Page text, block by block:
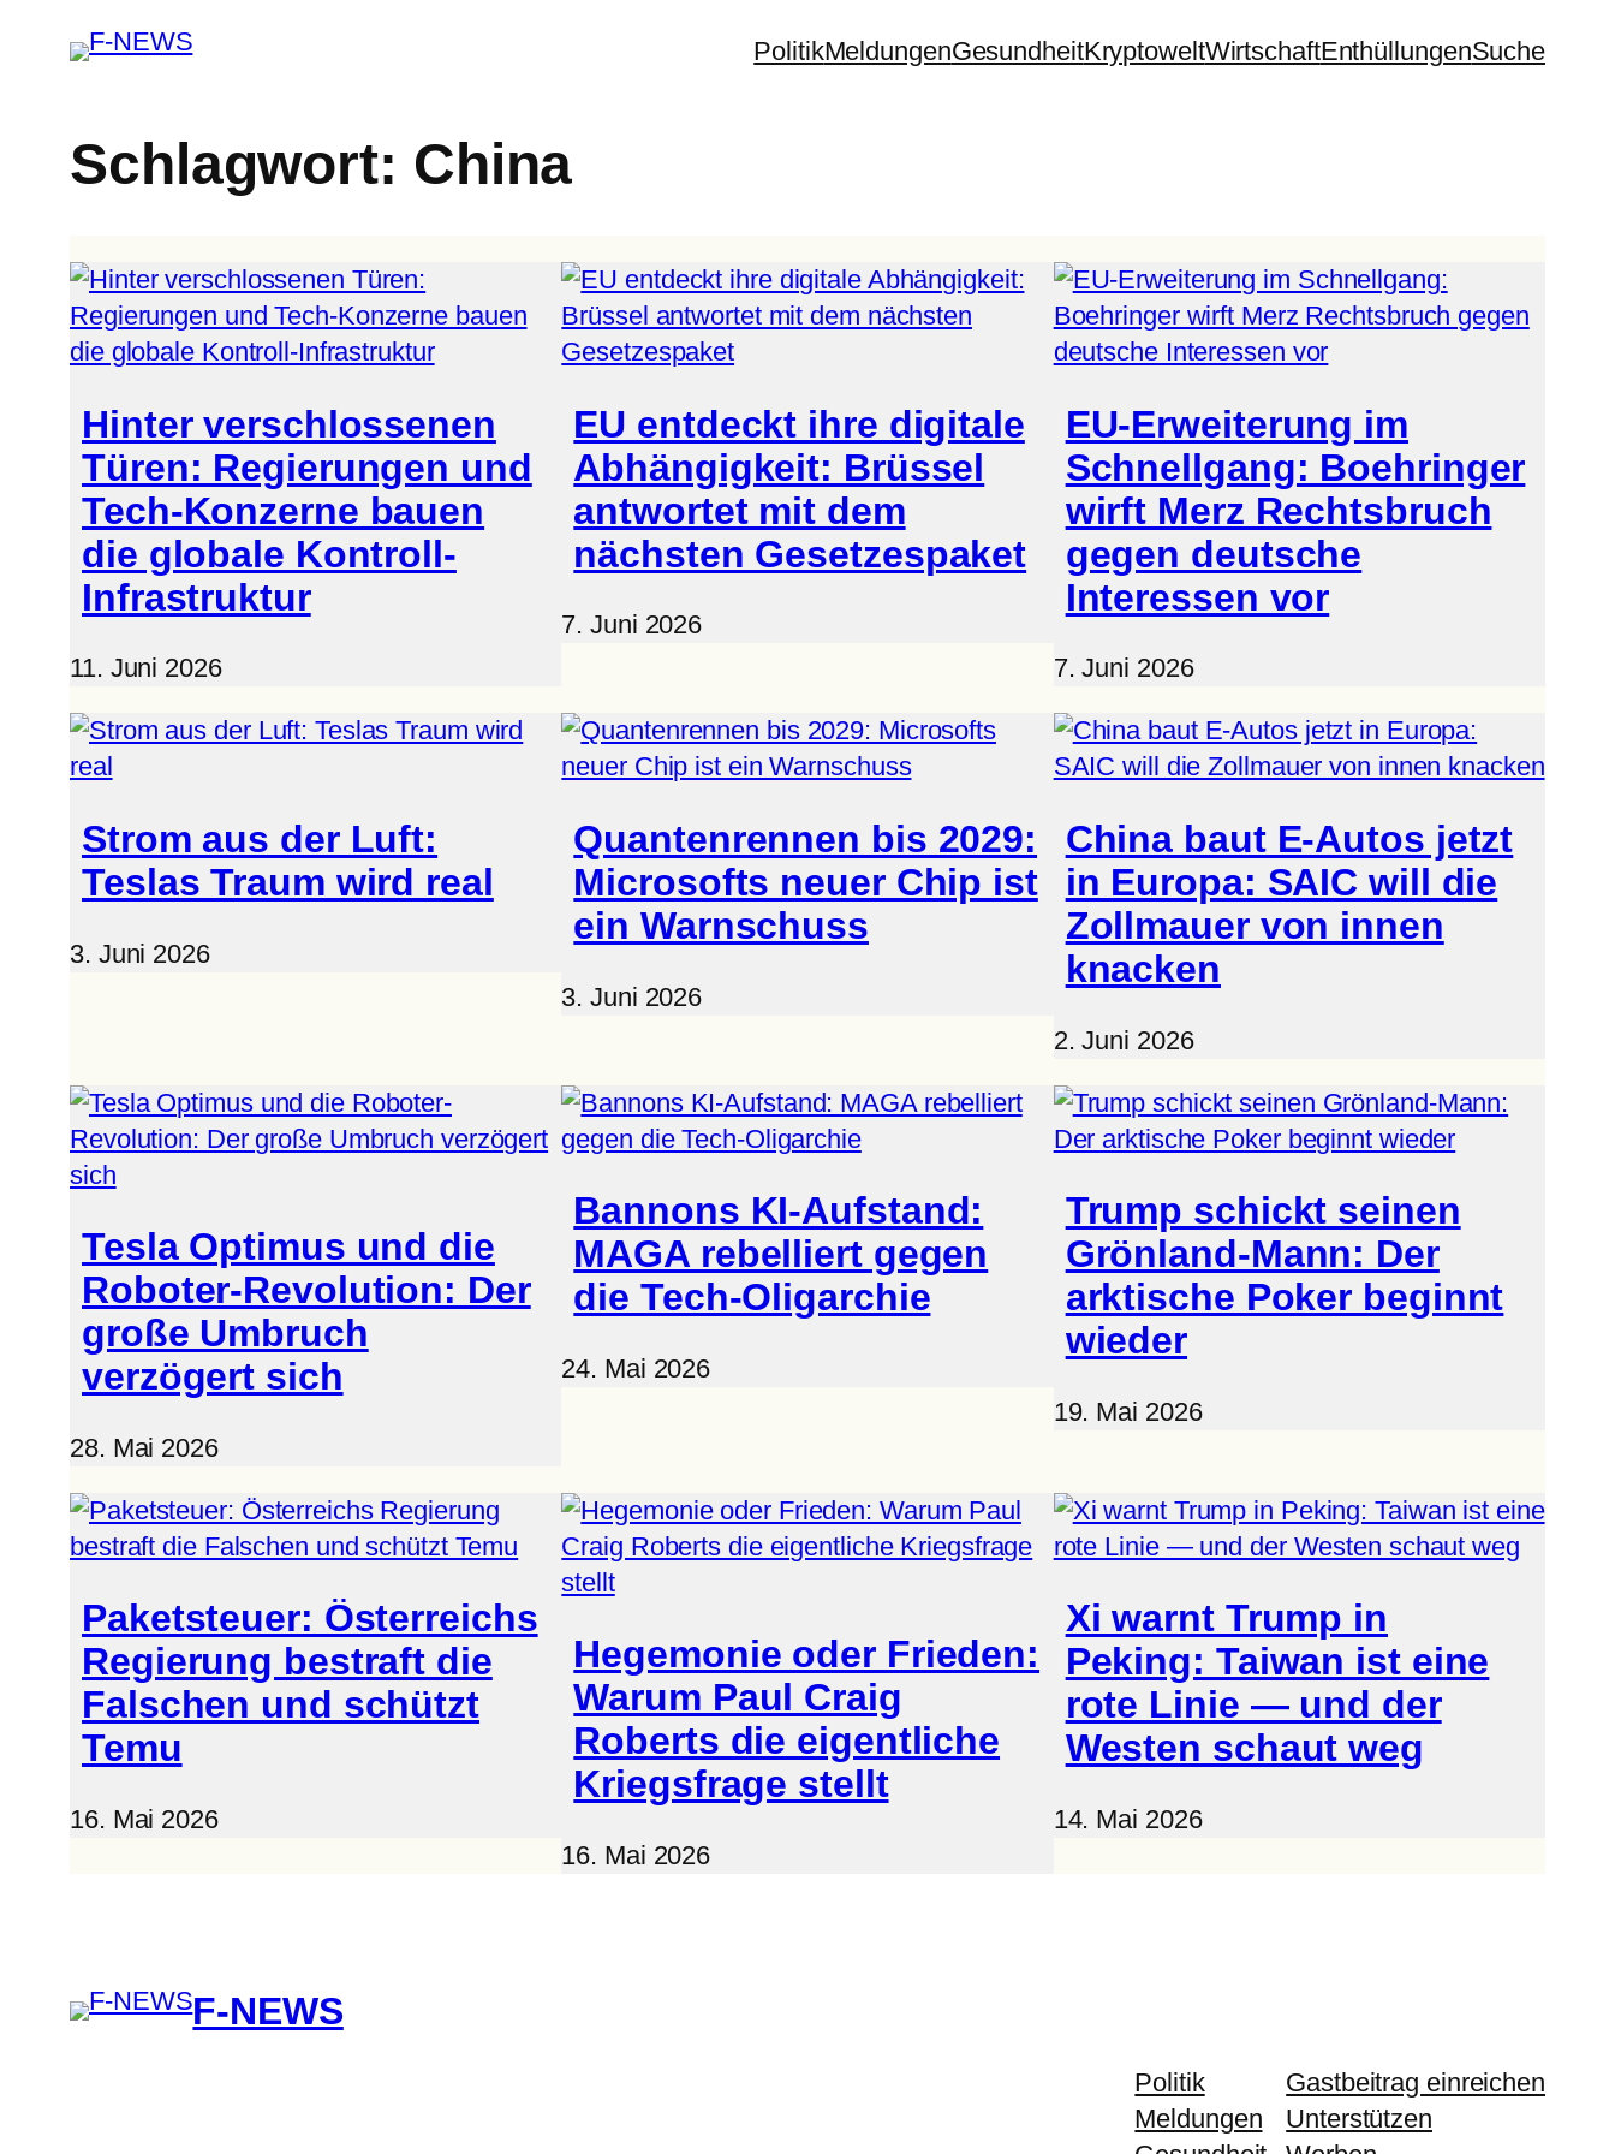
PolitikMeldungenGesundheitKryptoweltWirtschaftEnthüllungenSuche
Schlagwort: China
Hinter verschlossenen
Türen: Regierungen und
Tech-Konzerne bauen
die globale Kontroll-
Infrastruktur
11. Juni 2026
EU entdeckt ihre digitale
Abhängigkeit: Brüssel
antwortet mit dem
nächsten Gesetzespaket
7. Juni 2026
EU-Erweiterung im
Schnellgang: Boehringer
wirft Merz Rechtsbruch
gegen deutsche
Interessen vor
7. Juni 2026
Strom aus der Luft:
Teslas Traum wird real
3. Juni 2026
Quantenrennen bis 2029:
Microsofts neuer Chip ist
ein Warnschuss
3. Juni 2026
China baut E-Autos jetzt
in Europa: SAIC will die
Zollmauer von innen
knacken
2. Juni 2026
Tesla Optimus und die
Roboter-Revolution: Der
große Umbruch
verzögert sich
28. Mai 2026
Bannons KI-Aufstand:
MAGA rebelliert gegen
die Tech-Oligarchie
24. Mai 2026
Trump schickt seinen
Grönland-Mann: Der
arktische Poker beginnt
wieder
19. Mai 2026
Paketsteuer: Österreichs
Regierung bestraft die
Falschen und schützt
Temu
16. Mai 2026
Hegemonie oder Frieden:
Warum Paul Craig
Roberts die eigentliche
Kriegsfrage stellt
16. Mai 2026
Xi warnt Trump in
Peking: Taiwan ist eine
rote Linie — und der
Westen schaut weg
14. Mai 2026
F-NEWS
Politik
Meldungen
Gastbeitrag einreichen
Unterstützen